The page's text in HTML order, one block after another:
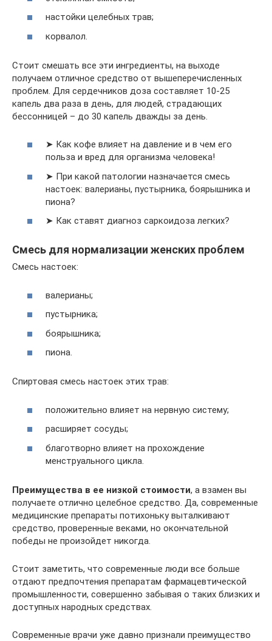
настойки целебных трав;
корвалол.
Стоит смешать все эти ингредиенты, на выходе
получаем отличное средство от вышеперечисленных
проблем. Для сердечников доза составляет 10-25
капель два раза в день, для людей, страдающих
бессонницей – до 30 капель дважды за день.
➤ Как кофе влияет на давление и в чем его
польза и вред для организма человека!
➤ При какой патологии назначается смесь
настоек: валерианы, пустырника, боярышника и
пиона?
➤ Как ставят диагноз саркоидоза легких?
Смесь для нормализации женских проблем
Смесь настоек:
валерианы;
пустырника;
боярышника;
пиона.
Спиртовая смесь настоек этих трав:
положительно влияет на нервную систему;
расширяет сосуды;
благотворно влияет на прохождение
менструального цикла.
Преимущества в ее низкой стоимости, а взамен вы
получаете отлично целебное средство. Да, современные
медицинские препараты потихоньку выталкивают
средство, проверенные веками, но окончательной
победы не произойдет никогда.
Стоит заметить, что современные люди все больше
отдают предпочтения препаратам фармацевтической
промышленности, совершенно забывая о таких близких и
доступных народных средствах.
Современные врачи уже давно признали преимущество